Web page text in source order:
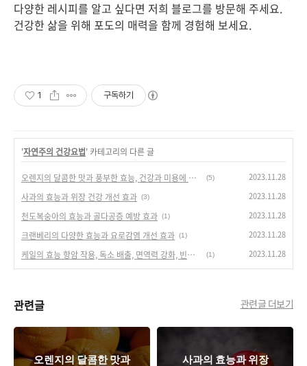
다양한 레시피를 알고 싶다면 저희 블로그를 방문해 주세요.
건강한 삶을 위해 포도의 매력을 함께 경험해 보세요.
1 구독하기
'자연주의 건강요법' 카테고리의 다른 글
오렌지의 달콤한 맛과 풍부한 효능, 건강과 미용에 대한 다양한 장점 (5) 2023.11.28
사과의 효능과 위장 건강 개선 효과 (3) 2023.11.28
천도복숭아의 효능과 골다공증 예방 효과 (1) 2023.11.28
크랜베리의 다양한 효능과 요로감염 개선 효과 (1) 2023.11.28
케일의 효능 항암 작용, 독소 배출, 면역력 강화, 빈혈 예방, 눈 건강, 뼈 건강, 다이어트 및 변비 개선, 당뇨병 예방 (1) 2023.11.28
관련글 관련글 더보기
오렌지의 달콤한 맛과
사과의 효능과 위장